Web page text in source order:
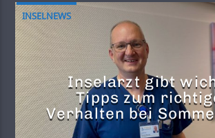
INSELNEWS
Inselarzt gibt
Tipps zum
Verhalten bei